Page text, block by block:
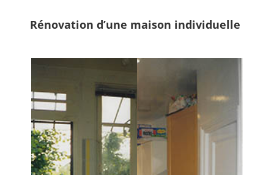
Rénovation d’une maison individuelle